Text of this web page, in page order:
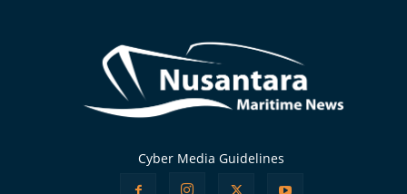
Cyber Media Guidelines